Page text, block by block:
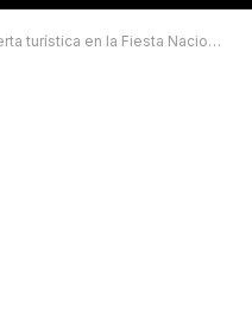
en la Fiesta Nacional del Surubí